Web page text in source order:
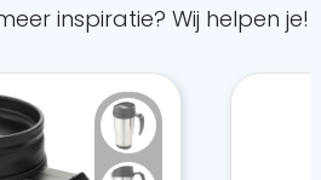
inspiratie? Wij helpen je!